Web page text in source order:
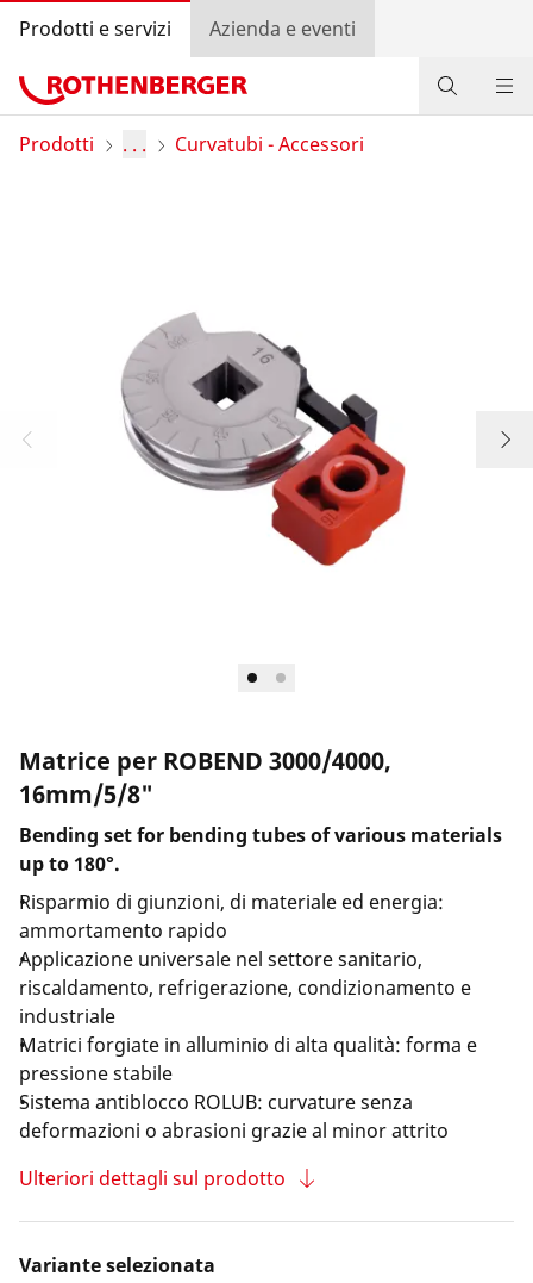
Prodotti e servizi Azienda e eventi
Prodotti
Trova rivenditore
Accedi
Selezione del Paese
Prodotti . . . Curvatubi - Accessori
Matrice per ROBEND 3000/4000,
16mm/5/8"
Bending set for bending tubes of various materials
up to 180°.
Risparmio di giunzioni, di materiale ed energia:
ammortamento rapido
Applicazione universale nel settore sanitario,
riscaldamento, refrigerazione, condizionamento e
industriale
Matrici forgiate in alluminio di alta qualità: forma e
pressione stabile
Sistema antiblocco ROLUB: curvature senza
deformazioni o abrasioni grazie al minor attrito
Ulteriori dettagli sul prodotto
Variante selezionata